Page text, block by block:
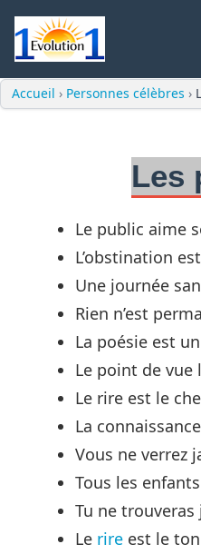
Accueil › Personnes célèbres ›
Les
Le public aime
L’obstination
Une journée
Rien n’est
La poésie est
Le point de
Le rire est le
La
Vous ne verrez
Tous les
Tu ne trouveras
Le rire est le